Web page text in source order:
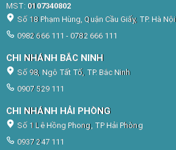
MST: 0107340802
Số 18 Phạm Hùng, Quận Cầu Giấy, TP. Hà Nội
0982 666 111 - 0782 666 111
CHI NHÁNH BẮC NINH
Số 98, Ngô Tất Tố, TP. Bắc Ninh
0907 529 111
CHI NHÁNH HẢI PHÒNG
Số 1 Lê Hồng Phong, TP Hải Phòng
0937 247 111